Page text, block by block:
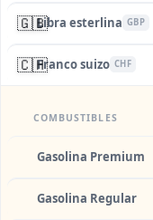
🇬🇧Libra esterlina GBP
🇨🇭Franco suizo CHF
COMBUSTIBLES
Gasolina Premium
Gasolina Regular